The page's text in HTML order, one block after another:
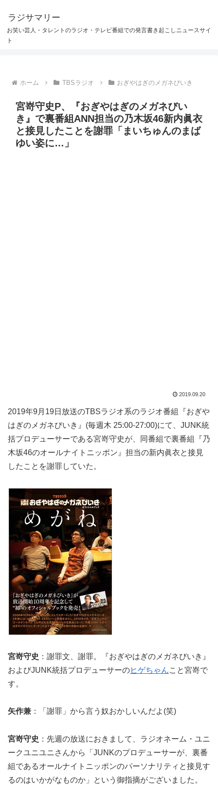
ラジサマリー
お笑い芸人・タレントのラジオ・テレビ番組での発言書き起こしニュースサイ
ト
ホーム TBSラジオ おぎやはぎのメガネびいき
宮嵜守史P、『おぎやはぎのメガネびい
き』で裏番組ANN担当の乃木坂46新内眞衣
と接見したことを謝罪「まいちゅんのまば
ゆい姿に…」
2019.09.20
2019年9月19日放送のTBSラジオ系のラジオ番組『おぎや
はぎのメガネびいき』(毎週木 25:00-27:00)にて、JUNK統
括プロデューサーである宮嵜守史が、同番組で裏番組『乃
木坂46のオールナイトニッポン』担当の新内眞衣と接見
したことを謝罪していた。
宮嵜守史 ：謝罪文、謝罪。『おぎやはぎのメガネびいき』
およびJUNK統括プロデューサーのヒゲちゃんこと宮嵜で
す。
矢作兼 ：「謝罪」から言う奴おかしいんだよ(笑)
宮嵜守史 ：先週の放送におきまして、ラジオネーム・ユニ
ークユニユニさんから「JUNKのプロデューサーが、裏番
組であるオールナイトニッポンのパーソナリティと接見す
るのはいかがなものか」という御指摘がございました。